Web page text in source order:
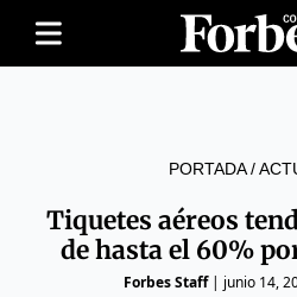
PORTADA/
Tiquetes aéreos
de hasta el 60%
Forbes Staff| junio 14,